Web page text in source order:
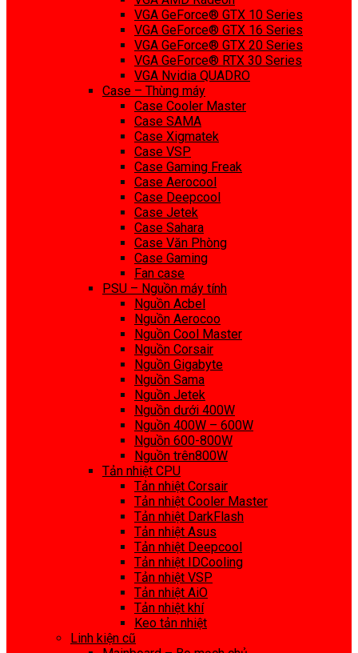
VGA GeForce® GTX 10 Series
VGA GeForce® GTX 16 Series
VGA GeForce® GTX 20 Series
VGA GeForce® RTX 30 Series
VGA Nvidia QUADRO
Case – Thùng máy
Case Cooler Master
Case SAMA
Case Xigmatek
Case VSP
Case Gaming Freak
Case Aerocool
Case Deepcool
Case Jetek
Case Sahara
Case Văn Phòng
Case Gaming
Fan case
PSU – Nguồn máy tính
Nguồn Acbel
Nguồn Aerocoo
Nguồn Cool Master
Nguồn Corsair
Nguồn Gigabyte
Nguồn Sama
Nguồn Jetek
Nguồn dưới 400W
Nguồn 400W – 600W
Nguồn 600-800W
Nguồn trên800W
Tản nhiệt CPU
Tản nhiệt Corsair
Tản nhiệt Cooler Master
Tản nhiệt DarkFlash
Tản nhiệt Asus
Tản nhiệt Deepcool
Tản nhiệt IDCooling
Tản nhiệt VSP
Tản nhiệt AiO
Tản nhiệt khí
Keo tản nhiệt
Linh kiện cũ